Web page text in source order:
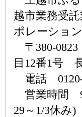
越市業務受
ポレーショ
〒380-
目12番1号
電話 0120-
営業時間
29～1/3休み)